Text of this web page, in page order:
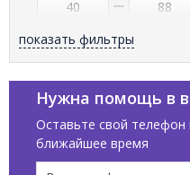
Высота, см
показать фильтры
Нужна помощь в
Оставьте свой
ближайшее время